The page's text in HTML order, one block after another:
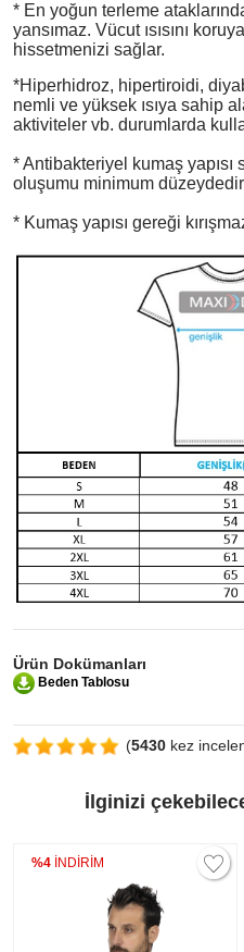
* En yoğun terleme
yansımaz. Vücut ısısını
hissetmenizi sağlar.
*Hiperhidroz, hipertiroidi,
nemli ve yüksek ısıya sahip
aktiviteler vb. durumlarda
* Antibakteriyel kumaş
oluşumu minimum
* Kumaş yapısı gereği
Ürün Dokümanları
Beden Tablosu
(5430 kez
İlginizi
%4 İNDİRİM